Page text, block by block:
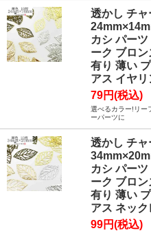
透かし チャ
カシ パー
ーク ブロ
有り 薄い
アス イヤリ
79円(税込)
選べるカラー!リー
ーパーツに
透かし チャ
カシ パー
ーク ブロ
有り 薄い
アス ネック
99円(税込)